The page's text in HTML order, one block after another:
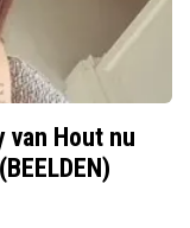
van Hout nu